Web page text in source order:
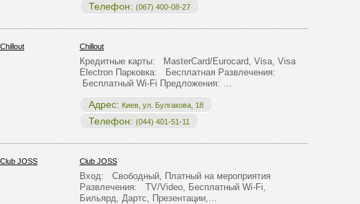
Телефон: (067) 400-08-27
Chillout
Кредитные карты: MasterCard/Eurocard, Visa, Visa
Electron Парковка: Бесплатная Развлечения:
Бесплатный Wi-Fi Предложения: …
Адрес: Киев, ул. Булгакова, 18
Телефон: (044) 401-51-11
Club JOSS
Вход: Свободный, Платный на мероприятия
Развлечения: TV/Video, Бесплатный Wi-Fi,
Бильярд, Дартс, Презентации,…